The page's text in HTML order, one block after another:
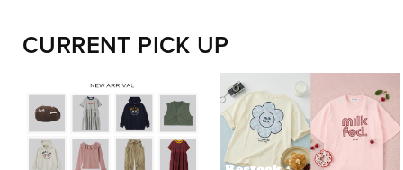
CURRENT PICK UP